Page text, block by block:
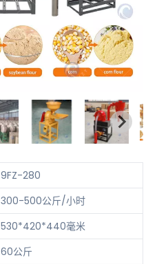
9FZ-280
300-500公斤/小时
530*420*440毫米
60公斤